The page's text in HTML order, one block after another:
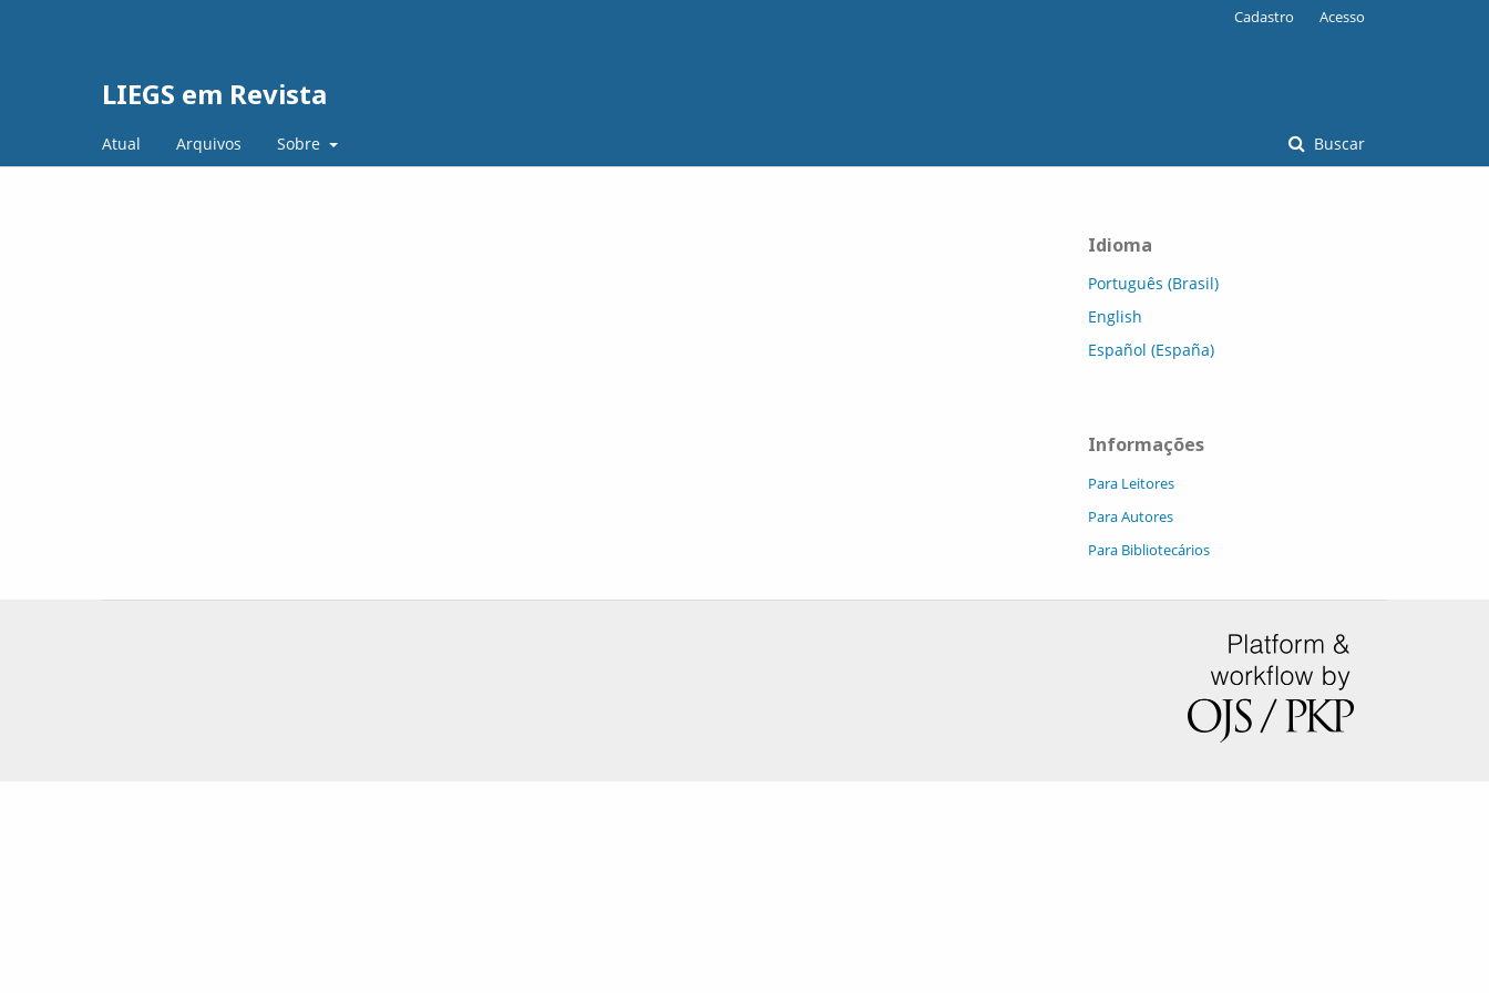
LIEGS em Revista
Atual Arquivos Sobre Buscar
Cadastro Acesso
Idioma
Português (Brasil)
English
Español (España)
Informações
Para Leitores
Para Autores
Para Bibliotecários